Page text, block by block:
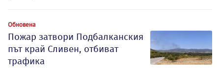
Обновена
Пожар затвори Подбалканския
път край Сливен, отбиват
трафика